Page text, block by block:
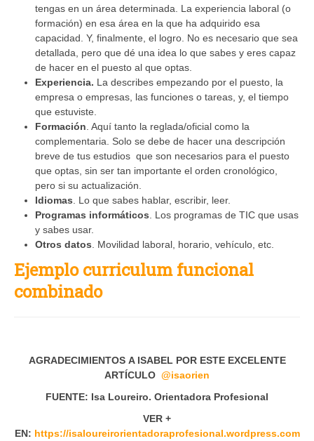
tengas en un área determinada. La experiencia laboral (o
formación) en esa área en la que ha adquirido esa
capacidad. Y, finalmente, el logro. No es necesario que sea
detallada, pero que dé una idea lo que sabes y eres capaz
de hacer en el puesto al que optas.
Experiencia. La describes empezando por el puesto, la
empresa o empresas, las funciones o tareas, y, el tiempo
que estuviste.
Formación . Aquí tanto la reglada/oficial como la
complementaria. Solo se debe de hacer una descripción
breve de tus estudios que son necesarios para el puesto
que optas, sin ser tan importante el orden cronológico,
pero si su actualización.
Idiomas . Lo que sabes hablar, escribir, leer.
Programas informáticos . Los programas de TIC que usas
y sabes usar.
Otros datos . Movilidad laboral, horario, vehículo, etc.
Ejemplo curriculum funcional
combinado
AGRADECIMIENTOS A ISABEL POR ESTE EXCELENTE
ARTÍCULO @isaorien
FUENTE: Isa Loureiro. Orientadora Profesional
VER +
EN: https://isaloureirorientadoraprofesional.wordpress.com